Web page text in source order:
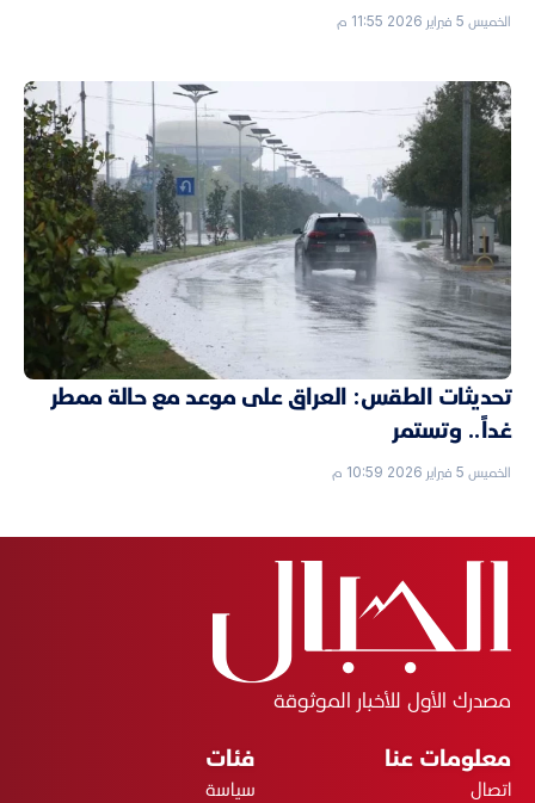
الخميس 5 فبراير 2026 11:55 م
تحديثات الطقس: العراق على موعد مع حالة ممطر
غداً.. وتستمر
الخميس 5 فبراير 2026 10:59 م
مصدرك الأول للأخبار الموثوقة
معلومات عنا
اتصال
فئات
سياسة